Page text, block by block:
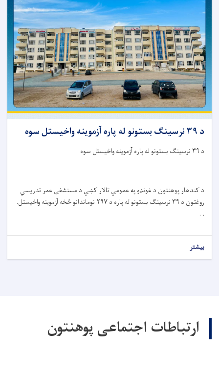
د ۳۹ نرسینګ بستونو له پاره آزموینه واخیستل سوه
د ۳۹ نرسینګ بستونو له پاره آزموینه واخیستل سوه
د کندهار پوهنتون د غونډو په عمومي تالار کښي د مستشفی عمر تدریسي
روغتون د ۳۹ نرسینګ بستونو له پاره د ۲۹۷ نوماندانو څخه آزموینه واخیستل.
. .
بیشتر
ارتباطات اجتماعی پوهنتون